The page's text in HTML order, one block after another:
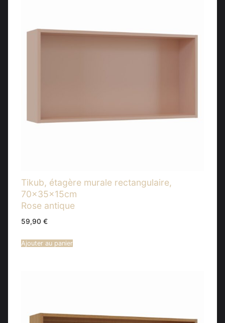
Tikub, étagère murale rectangulaire,
70x35x15cm
Rose antique
59,90 €
Ajouter au panier